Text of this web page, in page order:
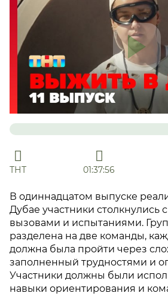
ТНТ 01:37:56
В одиннадцатом выпуске
Дубае участники столкнулись
вызовами и испытаниями.
разделена на две команды,
должна была пройти через
заполненный трудностями и
Участники должны были
навыки ориентирования и